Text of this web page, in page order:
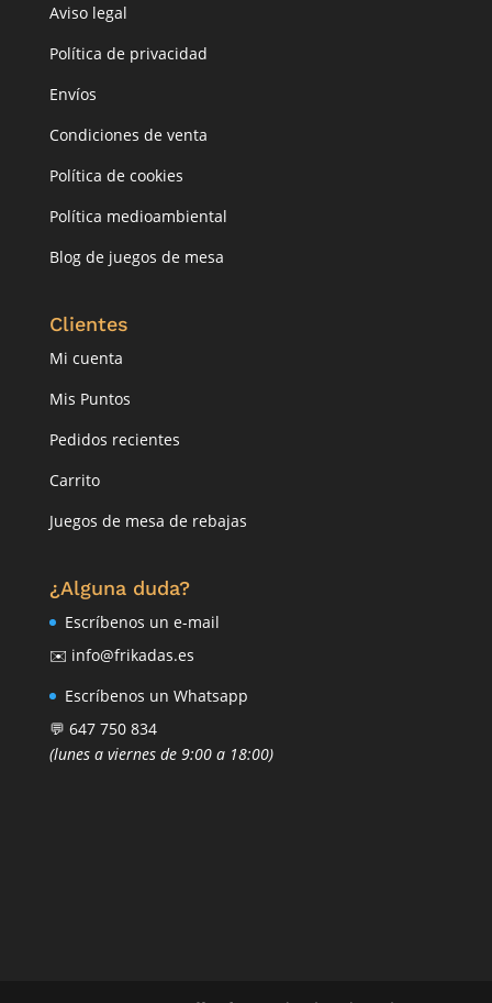
Aviso legal
Política de privacidad
Envíos
Condiciones de venta
Política de cookies
Política medioambiental
Blog de juegos de mesa
Clientes
Mi cuenta
Mis Puntos
Pedidos recientes
Carrito
Juegos de mesa de rebajas
¿Alguna duda?
Escríbenos un e-mail
✉️ info@frikadas.es
Escríbenos un Whatsapp
💬 647 750 834
(lunes a viernes de 9:00 a 18:00)